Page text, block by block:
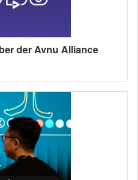
der Avnu Alliance